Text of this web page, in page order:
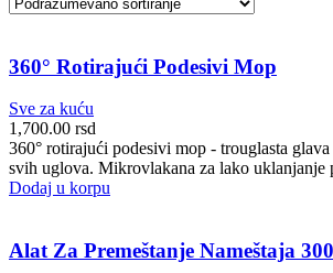
360° Rotirajući Podesivi Mop
Sve za kuću
1,700.00 rsd
360° rotirajući podesivi mop - trouglasta
svih uglova. Mikrovlakana za lako uklanjanje
Dodaj u korpu
Alat Za Premeštanje Nameštaja